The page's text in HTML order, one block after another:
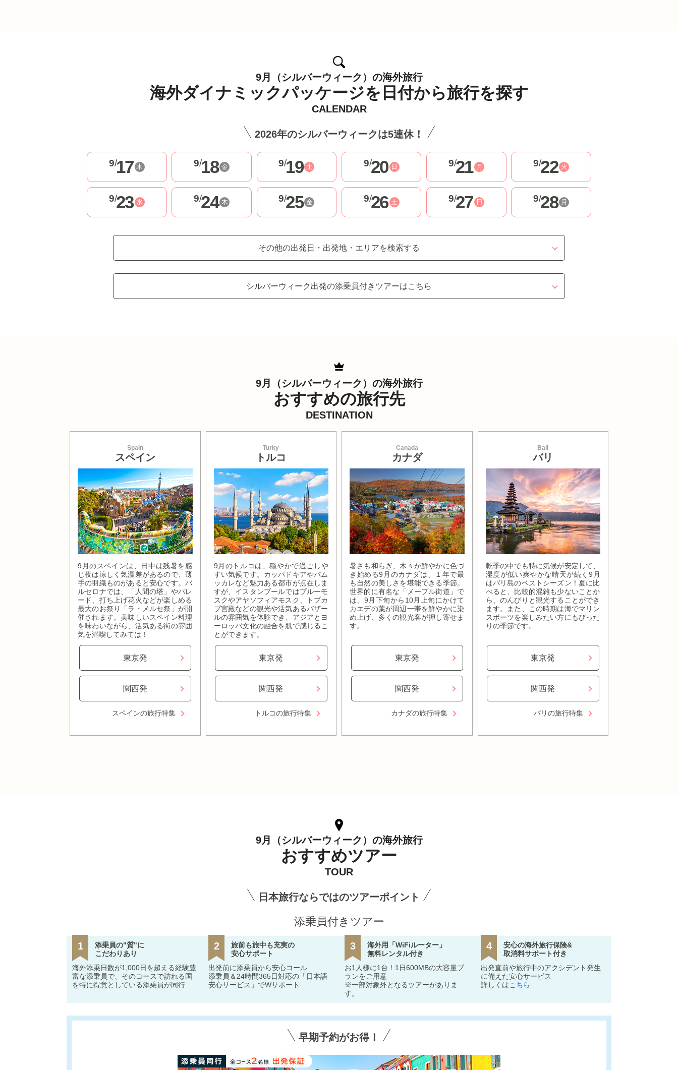
9月（シルバーウィーク）の海外旅行
海外ダイナミックパッケージを 日付から旅行を探す
CALENDAR
2026年のシルバーウィークは5連休！
9/17 木 9/18 金 9/19 土 9/20 日 9/21 月 9/22 火
9/23 水 9/24 木 9/25 金 9/26 土 9/27 日 9/28 月
その他の出発日・出発地・エリアを検索する
シルバーウィーク出発の添乗員付きツアーはこちら
9月（シルバーウィーク）の海外旅行
おすすめの旅行先
DESTINATION
Spain
スペイン
9月のスペインは、日中は残暑を感
じ夜は涼しく気温差があるので、薄
手の羽織ものがあると安心です。バ
ルセロナでは、「人間の塔」やパレ
ード、打ち上げ花火などが楽しめる
最大のお祭り「ラ・メルセ祭」が開
催されます。美味しいスペイン料理
を味わいながら、活気ある街の雰囲
気を満喫してみては！
東京発
関西発
スペインの旅行特集
Turky
トルコ
9月のトルコは、穏やかで過ごしや
すい気候です。カッパドキアやパム
ッカレなど魅力ある都市が点在しま
すが、イスタンブールではブルーモ
スクやアヤソフィアモスク、トプカ
プ宮殿などの観光や活気あるバザー
ルの雰囲気を体験でき、アジアとヨ
ーロッパ文化の融合を肌で感じるこ
とができます。
東京発
関西発
トルコの旅行特集
Canada
カナダ
暑さも和らぎ、木々が鮮やかに色づ
き始める9月のカナダは、１年で最
も自然の美しさを堪能できる季節。
世界的に有名な「メープル街道」で
は、9月下旬から10月上旬にかけて
カエデの葉が周辺一帯を鮮やかに染
め上げ、多くの観光客が押し寄せま
す。
東京発
関西発
カナダの旅行特集
Bali
バリ
乾季の中でも特に気候が安定して、
湿度が低い爽やかな晴天が続く9月
はバリ島のベストシーズン！夏に比
べると、比較的混雑も少ないことか
ら、のんびりと観光することができ
ます。また、この時期は海でマリン
スポーツを楽しみたい方にもぴった
りの季節です。
東京発
関西発
バリの旅行特集
9月（シルバーウィーク）の海外旅行
おすすめツアー
TOUR
日本旅行ならではのツアーポイント
添乗員付きツアー
1
添乗員の"質"に
こだわりあり
海外添乗日数が1,000日を超える経験豊
富な添乗員で、そのコースで訪れる国
を特に得意としている添乗員が同行
2
旅前も旅中も充実の
安心サポート
出発前に添乗員から安心コール
添乗員＆24時間365日対応の「日本語
安心サービス」でWサポート
3
海外用「WiFiルーター」
無料レンタル付き
お1人様に1台！1日600MBの大容量プ
ランをご用意
※一部対象外となるツアーがありま
す。
4
安心の海外旅行保険&
取消料サポート付き
出発直前や旅行中のアクシデント発生
に備えた安心サービス
詳しくはこちら
早期予約がお得！